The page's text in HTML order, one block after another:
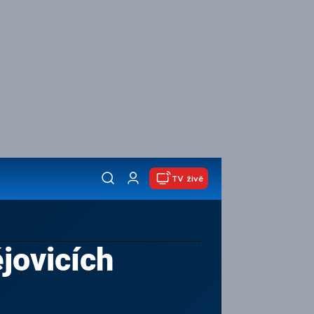
TV živě